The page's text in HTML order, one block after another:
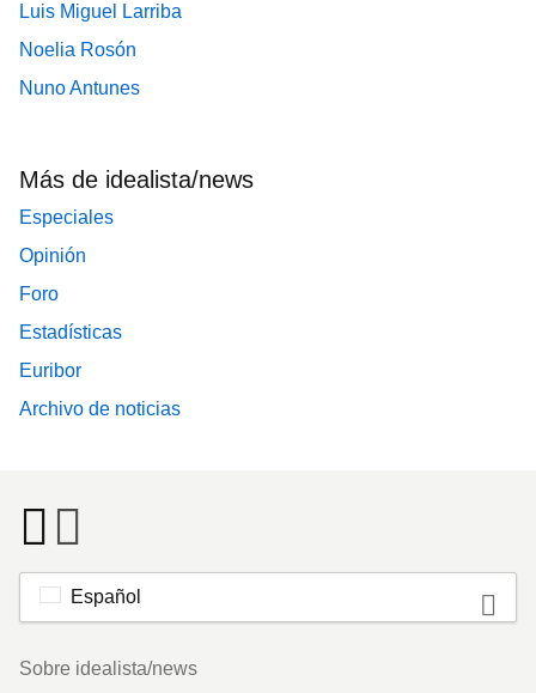
Luis Miguel Larriba
Noelia Rosón
Nuno Antunes
Más de idealista/news
Especiales
Opinión
Foro
Estadísticas
Euribor
Archivo de noticias
Español
Footer
Sobre idealista/news